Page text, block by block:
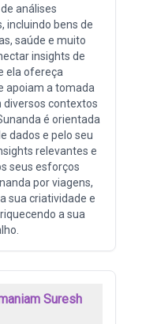
análises
incluindo bens de
saúde e muito
insights de
ela ofereça
apoiam a tomada
diversos contextos
é orientada
dados e pelo seu
relevantes e
seus esforços
por viagens,
sua criatividade e
a sua
Suresh